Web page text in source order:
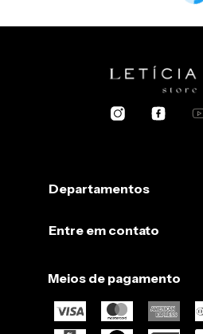
Departamentos
Entre em contato
Meios de pagamento